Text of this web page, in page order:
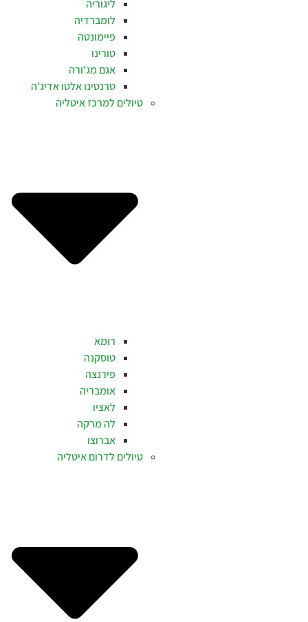
ליגוריה
לומברדיה
פיימונטה
טורינו
אגם מג'ורה
טרנטינו אלטו אדיג'ה
טיולים למרכז איטליה
רומא
טוסקנה
פירנצה
אומבריה
לאציו
לה מרקה
אברוצו
טיולים לדרום איטליה